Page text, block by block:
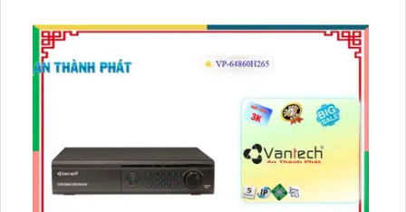
tích hợp một HDD lưu trữ lâu hơn, sử dụng công nghệ H